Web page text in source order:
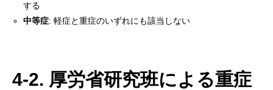
する
中等症: 軽症と重症のいずれにも該当しない
4-2. 厚労省研究班による重症